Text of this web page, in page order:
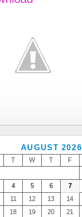
AUGUST 2026
T W T F
4 5 6 7
11 12 13 14
18 19 20 21